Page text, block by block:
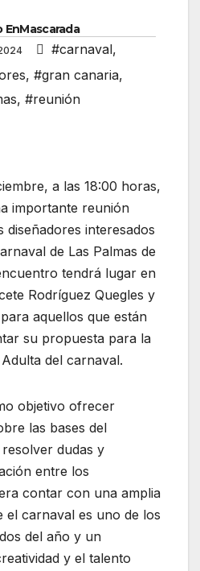
EnMascarada
#carnaval,
, #gran canaria,
, #reunión
a las 18:00 horas,
importante reunión
diseñadores interesados
de Las Palmas de
tendrá lugar en
Rodríguez Quegles y
aquellos que están
su propuesta para la
del carnaval.
objetivo ofrecer
las bases del
dudas y
entre los
contar con una amplia
el carnaval es uno de los
del año y un
y el talento